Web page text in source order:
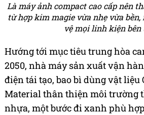
Là máy ảnh compact cao cấp nên
từ hợp kim magie vừa nhẹ vừa bền,
vệ mọi linh kiện bên
Hướng tới mục tiêu trung hòa
2050, nhà máy sản xuất vận
điện tái tạo, bao bì dùng vật
Material thân thiện môi trường
nhựa, một bước đi xanh phù